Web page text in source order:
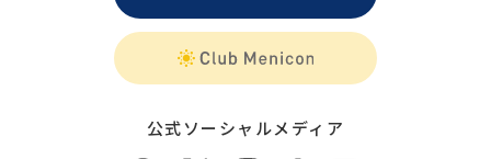
公式ソーシャルメディア